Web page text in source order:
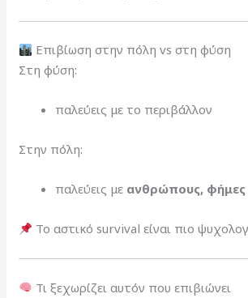
Επιβίωση στην πόλη vs στη φύση
Στη φύση:
παλεύεις με το περιβάλλον
Στην πόλη:
παλεύεις με ανθρώπους, φήμες
Το αστικό survival είναι πιο
Τι ξεχωρίζει αυτόν που επιβιώνει